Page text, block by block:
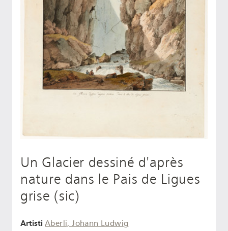
Un Glacier dessiné d'après
nature dans le Pais de Ligues
grise (sic)
Artisti Aberli, Johann Ludwig